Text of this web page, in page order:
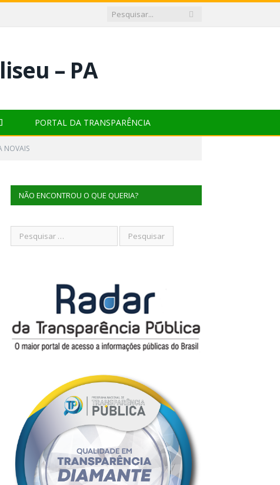
PORTAL DA TRANSPARÊNCIA
NOVAIS
NÃO ENCONTROU O QUE QUERIA?